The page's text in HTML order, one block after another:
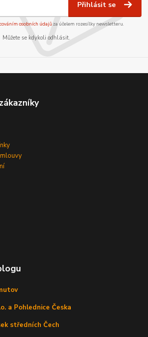
Přihlásit se
osobních údajůza účelem rozesílky newsletteru.
Můžete se kdykoli odhlásit.
a Pohlednice Česka
středních Čech